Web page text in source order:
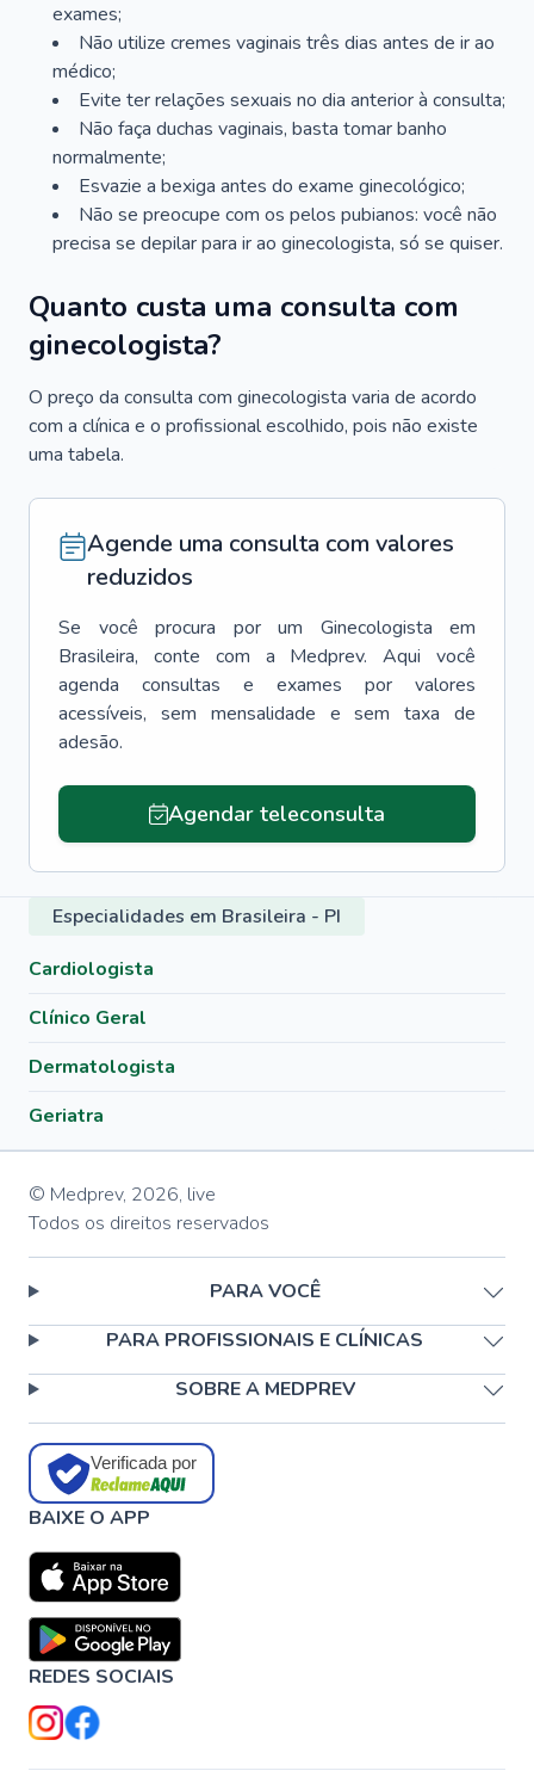
exames;
Não utilize cremes vaginais três dias antes de ir ao
médico;
Evite ter relações sexuais no dia anterior à consulta;
Não faça duchas vaginais, basta tomar banho
normalmente;
Esvazie a bexiga antes do exame ginecológico;
Não se preocupe com os pelos pubianos: você não
precisa se depilar para ir ao ginecologista, só se quiser.
Quanto custa uma consulta com
ginecologista?
O preço da consulta com ginecologista varia de acordo
com a clínica e o profissional escolhido, pois não existe
uma tabela.
Agende uma consulta com valores
reduzidos
Se você procura por um Ginecologista
em
Brasileira, conte com a Medprev. Aqui você
agenda consultas e exames por valores
acessíveis, sem mensalidade e sem taxa de
adesão.
Agendar teleconsulta
Especialidades em Brasileira - PI
Cardiologista
Clínico Geral
Dermatologista
Geriatra
© Medprev, 2026, live
Todos os direitos reservados
PARA VOCÊ
PARA PROFISSIONAIS E CLÍNICAS
SOBRE A MEDPREV
Verificada por
BAIXE O APP
REDES SOCIAIS